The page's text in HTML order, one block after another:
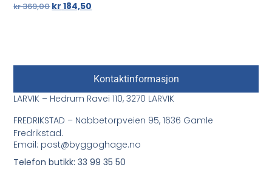
kr369,00kr 184,50
Kontaktinformasjon
LARVIK – Hedrum Ravei 110, 3270 LARVIK
FREDRIKSTAD – Nabbetorpveien 95, 1636 Gamle
Fredrikstad.
Email: post@byggoghage.no
Telefon butikk: 33 99 35 50